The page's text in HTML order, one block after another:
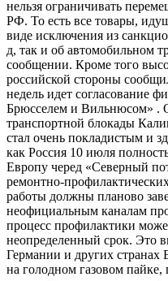
нельзя ограничивать
РФ. То есть все товары,
виде исключения из
д, так и об автомобильном
сообщении. Кроме того
российской стороны
недель идет согласование
Брюсселем и Вильнюсом» ‎.
транспортной блокады
стал очень покладистым и
как Россия 10 июля
Европу черед «Северный
ремонтно-
работы должны планово
неофициальным каналам
процесс профилактики
неопределенный срок. Это
Германии и других странах
на голодном газовом